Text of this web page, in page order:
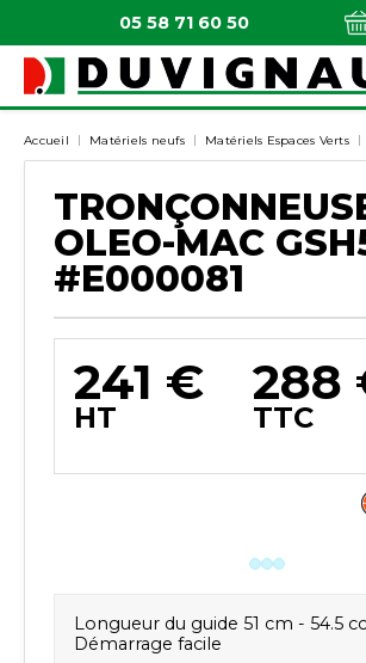
05 58 71 60 50
Accueil Matériels neufs Matériels Espaces Verts
OLEO-MAC
#E000081
NEUF
Longueur du guide 51 cm - 54.5
Démarrage facile
241 €
HT
288
TTC